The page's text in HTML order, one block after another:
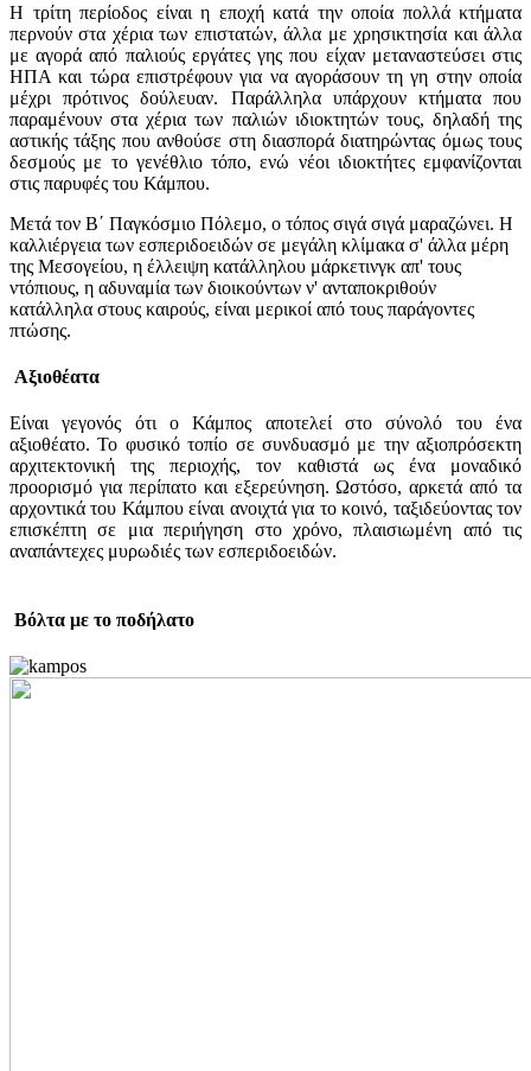
Η τρίτη περίοδος είναι η εποχή κατά την οποία πολλά κτήματα
περνούν στα χέρια των επιστατών, άλλα με χρησικτησία και άλλα
με αγορά από παλιούς εργάτες γης που είχαν μεταναστεύσει στις
ΗΠΑ και τώρα επιστρέφουν για να αγοράσουν τη γη στην οποία
μέχρι πρότινος δούλευαν. Παράλληλα υπάρχουν κτήματα που
παραμένουν στα χέρια των παλιών ιδιοκτητών τους, δηλαδή της
αστικής τάξης που ανθούσε στη διασπορά διατηρώντας όμως τους
δεσμούς με το γενέθλιο τόπο, ενώ νέοι ιδιοκτήτες εμφανίζονται
στις παρυφές του Κάμπου.
Μετά τον Β΄ Παγκόσμιο Πόλεμο, ο τόπος σιγά σιγά μαραζώνει. Η
καλλιέργεια των εσπεριδοειδών σε μεγάλη κλίμακα σ' άλλα μέρη
της Μεσογείου, η έλλειψη κατάλληλου μάρκετινγκ απ' τους
ντόπιους, η αδυναμία των διοικούντων ν' ανταποκριθούν
κατάλληλα στους καιρούς, είναι μερικοί από τους παράγοντες
πτώσης.
Αξιοθέατα
Είναι γεγονός ότι ο Κάμπος αποτελεί στο σύνολό του ένα
αξιοθέατο. Το φυσικό τοπίο σε συνδυασμό με την αξιοπρόσεκτη
αρχιτεκτονική της περιοχής, τον καθιστά ως ένα μοναδικό
προορισμό για περίπατο και εξερεύνηση. Ωστόσο, αρκετά από τα
αρχοντικά του Κάμπου είναι ανοιχτά για το κοινό, ταξιδεύοντας τον
επισκέπτη σε μια περιήγηση στο χρόνο, πλαισιωμένη από τις
αναπάντεχες μυρωδιές των εσπεριδοειδών.
Βόλτα με το ποδήλατο